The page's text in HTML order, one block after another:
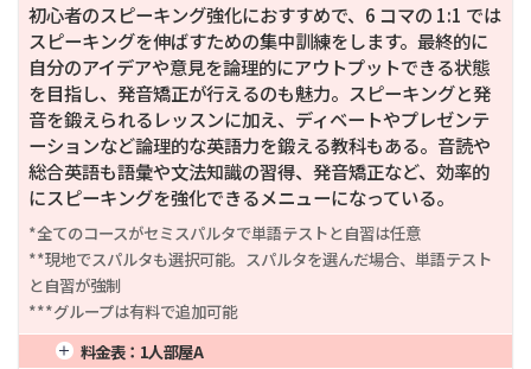
初心者のスピーキング強化におすすめで、6 コマの 1:1 では
スピーキングを伸ばすための集中訓練をします。最終的に
自分のアイデアや意見を論理的にアウトプットできる状態
を目指し、発音矯正が行えるのも魅力。スピーキングと発
音を鍛えられるレッスンに加え、ディベートやプレゼンテ
ーションなど論理的な英語力を鍛える教科もある。音読や
総合英語も語彙や文法知識の習得、発音矯正など、効率的
にスピーキングを強化できるメニューになっている。
*全てのコースがセミスパルタで単語テストと自習は任意
**現地でスパルタも選択可能。スパルタを選んだ場合、単語テスト
と自習が強制
***グループは有料で追加可能
料金表： 1人部屋A